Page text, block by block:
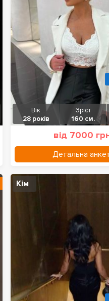
Вік
28 років
Зріст
160 см.
від 7000
Детальна
Кім